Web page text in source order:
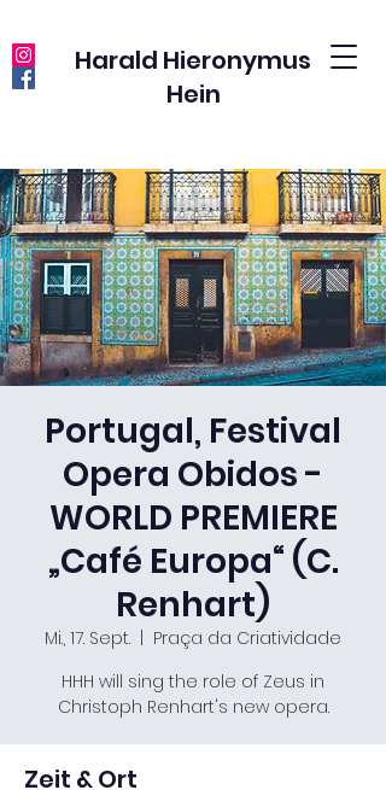
Harald Hieronymus
Hein
Portugal, Festival
Opera Obidos -
WORLD PREMIERE
„Café Europa“ (C.
Renhart)
Mi., 17. Sept.
Praça da Criatividade
HHH will sing the role of Zeus in
Christoph Renhart's new opera.
Zeit & Ort